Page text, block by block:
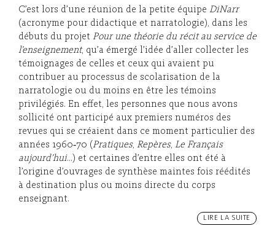
C’est lors d’une réunion de la petite équipe DiNarr
(acronyme pour didactique et narratologie), dans les
débuts du projet Pour une théorie du récit au service de
l’enseignement, qu’a émergé l’idée d’aller collecter les
témoignages de celles et ceux qui avaient pu
contribuer au processus de scolarisation de la
narratologie ou du moins en être les témoins
privilégiés. En effet, les personnes que nous avons
sollicité ont participé aux premiers numéros des
revues qui se créaient dans ce moment particulier des
années 1960‑70 (Pratiques, Repères, Le Français
aujourd’hui…) et certaines d’entre elles ont été à
l’origine d’ouvrages de synthèse maintes fois réédités
à destination plus ou moins directe du corps
enseignant.
LIRE LA SUITE